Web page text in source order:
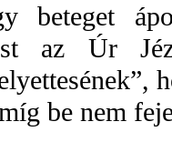
beteget
az Úr
be nem